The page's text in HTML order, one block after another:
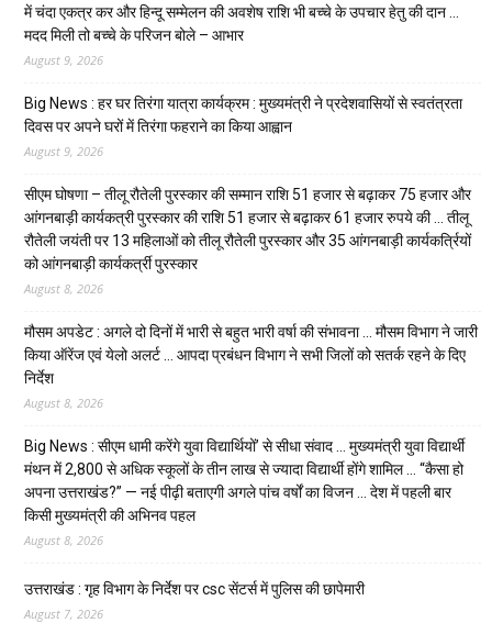
में चंदा एकत्र कर और हिन्दू सम्मेलन की अवशेष राशि भी बच्चे के उपचार हेतु की दान …
मदद मिली तो बच्चे के परिजन बोले – आभार
August 9, 2026
Big News : हर घर तिरंगा यात्रा कार्यक्रम : मुख्यमंत्री ने प्रदेशवासियों से स्वतंत्रता
दिवस पर अपने घरों में तिरंगा फहराने का किया आह्वान
August 9, 2026
सीएम घोषणा – तीलू रौतेली पुरस्कार की सम्मान राशि 51 हजार से बढ़ाकर 75 हजार और
आंगनबाड़ी कार्यकत्री पुरस्कार की राशि 51 हजार से बढ़ाकर 61 हजार रुपये की … तीलू
रौतेली जयंती पर 13 महिलाओं को तीलू रौतेली पुरस्कार और 35 आंगनबाड़ी कार्यकर्त्रियों
को आंगनबाड़ी कार्यकर्त्री पुरस्कार
August 8, 2026
मौसम अपडेट : अगले दो दिनों में भारी से बहुत भारी वर्षा की संभावना … मौसम विभाग ने जारी
किया ऑरेंज एवं येलो अलर्ट … आपदा प्रबंधन विभाग ने सभी जिलों को सतर्क रहने के दिए
निर्देश
August 8, 2026
Big News : सीएम धामी करेंगे युवा विद्यार्थियों’ से सीधा संवाद … मुख्यमंत्री युवा विद्यार्थी
मंथन में 2,800 से अधिक स्कूलों के तीन लाख से ज्यादा विद्यार्थी होंगे शामिल … “कैसा हो
अपना उत्तराखंड?” — नई पीढ़ी बताएगी अगले पांच वर्षों का विजन … देश में पहली बार
किसी मुख्यमंत्री की अभिनव पहल
August 8, 2026
उत्तराखंड : गृह विभाग के निर्देश पर csc सेंटर्स में पुलिस की छापेमारी
August 7, 2026